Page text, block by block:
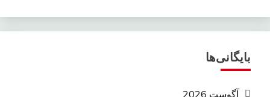
بایگانی‌ها
آگوست 2026